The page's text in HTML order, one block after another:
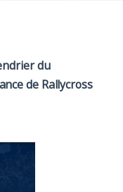
du
de Rallycross